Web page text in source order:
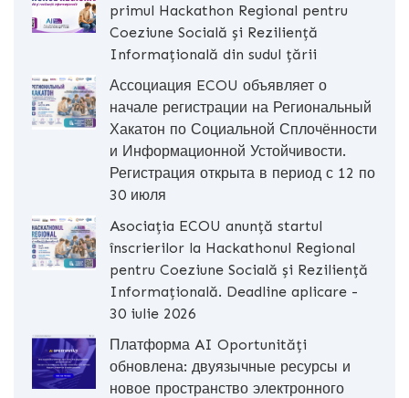
primul Hackathon Regional pentru
Coeziune Socială și Reziliență
Informațională din sudul țării
Ассоциация ECOU объявляет о
начале регистрации на Региональный
Хакатон по Социальной Сплочённости
и Информационной Устойчивости.
Регистрация открыта в период с 12 по
30 июля
Asociația ECOU anunță startul
înscrierilor la Hackathonul Regional
pentru Coeziune Socială și Reziliență
Informațională. Deadline aplicare -
30 iulie 2026
Платформа AI Oportunități
обновлена: двуязычные ресурсы и
новое пространство электронного